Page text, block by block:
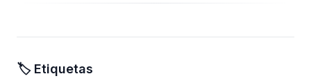
🏷️ Etiquetas